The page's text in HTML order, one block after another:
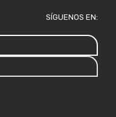
SÍGUENOS EN: